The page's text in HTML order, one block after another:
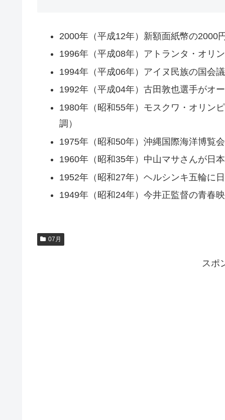
2000年（平成12年）新額面紙幣の2000
1996年（平成08年）アトランタ・オリ
1994年（平成06年）アイヌ民族の国会
1992年（平成04年）古田敦也選手がオ
1980年（昭和55年）モスクワ・オリン
調）
1975年（昭和50年）沖縄国際海洋博覧会
1960年（昭和35年）中山マサさんが日
1952年（昭和27年）ヘルシンキ五輪に
1949年（昭和24年）今井正監督の青春
07月
スポ